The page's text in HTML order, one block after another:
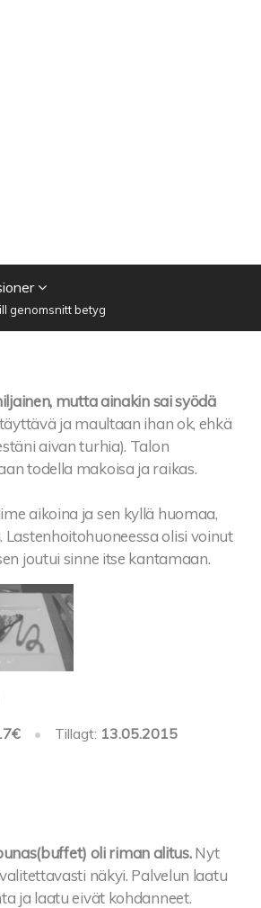
genomsnitt betyg
mutta ainakin sai syödä
ja maultaan ihan ok, ehkä
aivan turhia). Talon
todella makoisa ja raikas.
aikoina ja sen kyllä huomaa,
olisi voinut
joutui sinne itse kantamaan.
• Tillagt: 13.05.2015
oli riman alitus. Nyt
näkyi. Palvelun laatu
ja laatu eivät kohdanneet.